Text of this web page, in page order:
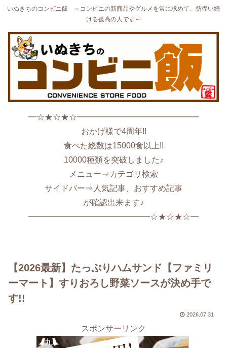
いぬきちのコンビニ飯 ～コンビニの新商品やグルメを常に求めて、彷徨い続
ける孤高の人です～
━☆★☆★☆━━━━━━━━━━━━━━━
おかげ様で4周年!!
食べた総数は15000食以上!!
10000種類を突破しました♪
メニュー⇒カテゴリ検索
サイドバー⇒人気記事、おすすめ記事
が確認出来ます♪
━━━━━━━━━━━━━━━☆★☆★☆━
【2026最新】たっぷりハムサンド【ファミリ
ーマート】すりおろし野菜ソースが決め手で
す!!
2026.07.31
スポンサーリンク